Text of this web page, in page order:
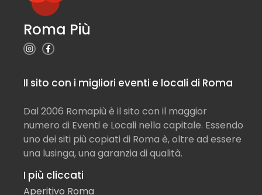
Roma Più
Il sito con i migliori eventi e locali di Roma
Dal 2006 Romapiù è il sito con il maggior
numero di Eventi e Locali nella capitale. Essendo
uno dei siti più copiati di Roma è, oltre ad essere
una lusinga, una garanzia di qualità.
I più cliccati
Aperitivo Roma